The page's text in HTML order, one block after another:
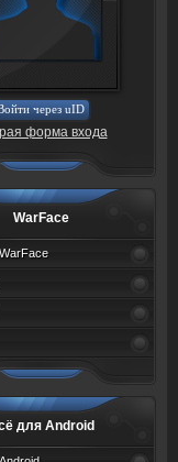
через uID
форма входа
WarFace
для Android